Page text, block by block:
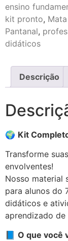
ensino
kit pronto,
Pantanal,
didáticos
Descrição
🌍 Kit
Transforme
envolventes!
Nosso material
para alunos do
didáticos e
aprendizado
📘 O que você